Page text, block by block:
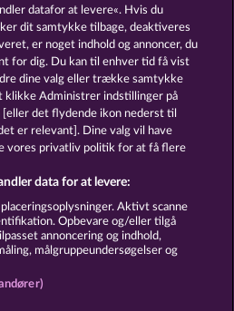
TOTAL ECLIPSE
Datasikkerhed
om tilbagetrækning
datafor at levere«. Hvis du
dit samtykke tilbage, deaktiveres
er noget indhold og annoncer, du
for dig. Du kan til enhver tid få vist
dine valg eller trække samtykke
klikke Administrer indstillinger på
[eller det flydende ikon nederst til
er relevant]. Dine valg vil have
vores privatliv politik for at få flere
data for at levere:
Aktivt scanne
Opbevare og/eller tilgå
annoncering og indhold,
målgruppeundersøgelser og